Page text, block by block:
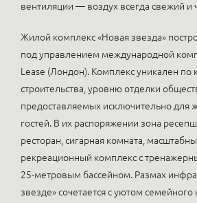
вентиляции — воздух всегда свежий и
Жилой комплекс «Новая звезда»
под управлением международной
Lease (Лондон). Комплекс уникален по
строительства, уровню отделки
предоставляемых исключительно для
гостей. В их распоряжении зона
ресторан, сигарная комната,
рекреационный комплекс c
25-метровым бассейном. Размах
звезде» сочетается с уютом